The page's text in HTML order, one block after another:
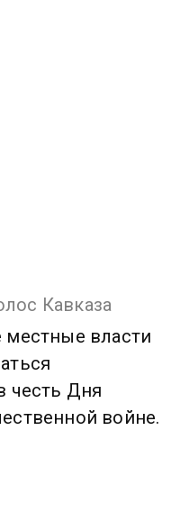
Кавказа
местные власти
честь Дня
войне.